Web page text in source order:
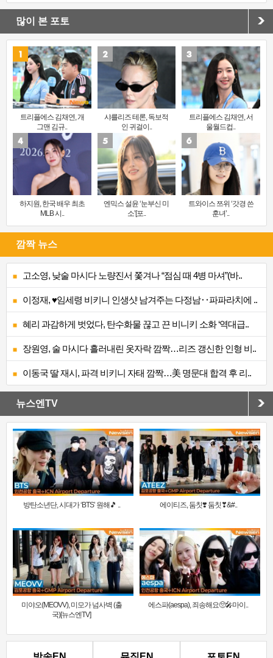
많이 본 포토
트리플에스 김채연, 개
그맨 김규..
샤를리즈 테론, 독보적
인 귀걸이..
트리플에스 김채연, 서
울월드컵..
하지원, 한국 배우 최초
MLB 시..
엔믹스 설윤 ‘눈부신 미
소’[포..
트와이스 쯔위 ‘갓경 쓴
훈녀’..
깜짝 뉴스
고소영, 낮술 마시다 노량진서 쫓겨나 “점심 때 4병 마셔”(바..
이정재, ♥임세령 비키니 인생샷 남겨주는 다정남‥파파라치에 ..
혜리 과감하게 벗었다, 탄수화물 끊고 끈 비니키 소화 ‘역대급..
장원영, 술 마시다 흘러내린 옷자락 깜짝…리즈 갱신한 인형 비..
이동국 딸 재시, 파격 비키니 자태 깜짝…美 명문대 합격 후 리..
뉴스엔TV
방탄소년단, 시대가 ‘BTS’ 원해🎵 .. 에이티즈, 둠칫❣️ 둠칫❣&#..
미야오(MEOVV), 미모가 넘사벽 (출
국)[뉴스엔TV]
에스파(aespa), 죄송해요🥺🎤마이..